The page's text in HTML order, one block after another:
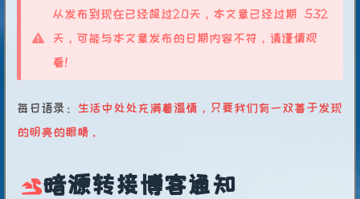
从发布到现在已经超过20天，本文章已经过期 532
天，可能与本文章发布的日期内容不符，请谨慎观
看！
每日语录：
生活中处处充满着温情，只要我们有一双善于发现
的明亮的眼睛。
暗源转接博客通知